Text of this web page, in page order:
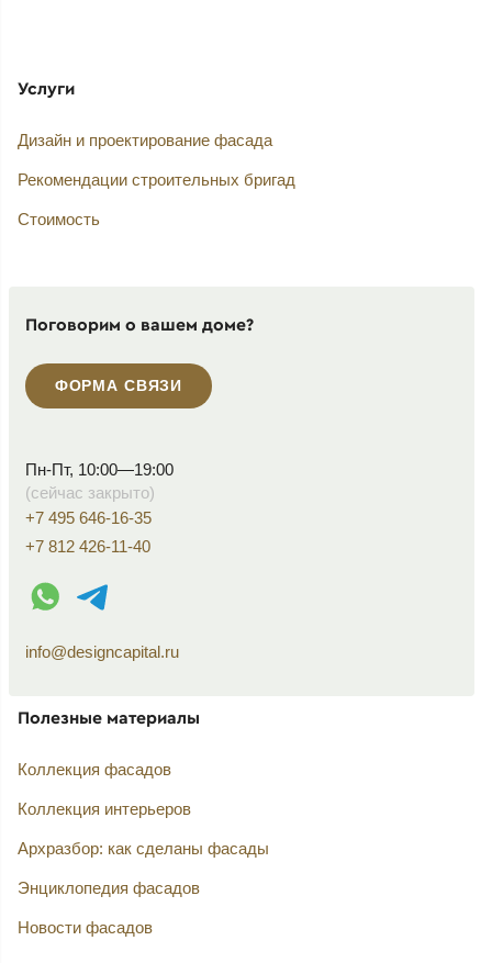
Услуги
Дизайн и проектирование фасада
Рекомендации строительных бригад
Стоимость
Поговорим о вашем доме?
ФОРМА СВЯЗИ
Пн-Пт, 10:00—19:00
(сейчас закрыто)
+7 495 646-16-35
+7 812 426-11-40
WhatsApp контакт
Telegram контакт
info@designcapital.ru
Полезные материалы
Коллекция фасадов
Коллекция интерьеров
Архразбор: как сделаны фасады
Энциклопедия фасадов
Новости фасадов